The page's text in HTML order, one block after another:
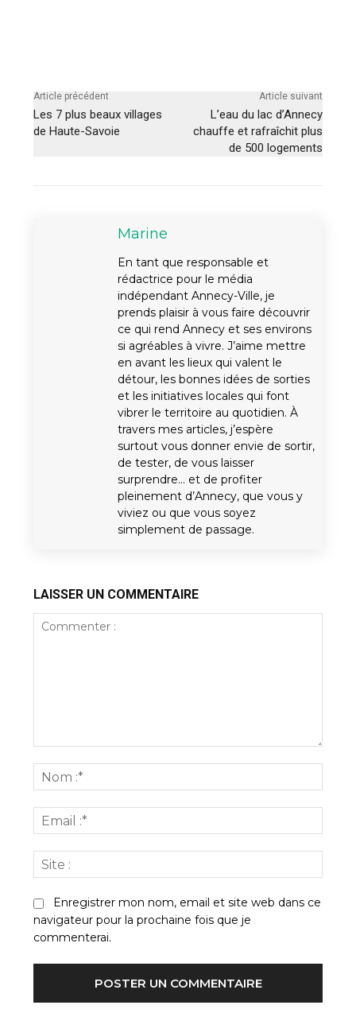
Article précédent
Les 7 plus beaux villages
de Haute-Savoie
Article suivant
L’eau du lac d’Annecy
chauffe et rafraîchit plus
de 500 logements
Marine
En tant que responsable et
rédactrice pour le média
indépendant Annecy-Ville, je
prends plaisir à vous faire découvrir
ce qui rend Annecy et ses environs
si agréables à vivre. J’aime mettre
en avant les lieux qui valent le
détour, les bonnes idées de sorties
et les initiatives locales qui font
vibrer le territoire au quotidien. À
travers mes articles, j’espère
surtout vous donner envie de sortir,
de tester, de vous laisser
surprendre… et de profiter
pleinement d’Annecy, que vous y
viviez ou que vous soyez
simplement de passage.
LAISSER UN COMMENTAIRE
:*
:*
:
Enregistrer mon nom, email et site web dans ce
navigateur pour la prochaine fois que je
commenterai.